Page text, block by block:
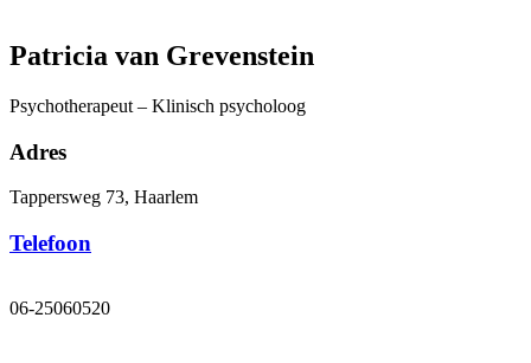
Patricia van Grevenstein
Psychotherapeut – Klinisch psycholoog
Adres
Tappersweg 73, Haarlem
Telefoon
06-25060520